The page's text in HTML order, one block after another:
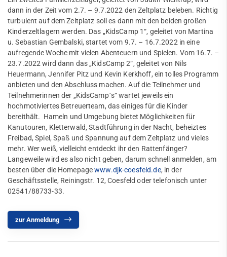
dann in der Zeit vom 2.7. – 9.7.2022 den Zeltplatz beleben. Richtig
turbulent auf dem Zeltplatz soll es dann mit den beiden großen
Kinderzeltlagern werden. Das „KidsCamp 1“, geleitet von Martina
u. Sebastian Gembalski, startet vom 9.7. – 16.7.2022 in eine
aufregende Woche mit vielen Abenteuern und Spielen. Vom 16.7. –
23.7.2022 wird dann das „KidsCamp 2“, geleitet von Nils
Heuermann, Jennifer Pitz und Kevin Kerkhoff, ein tolles Programm
anbieten und den Abschluss machen. Auf die Teilnehmer und
Teilnehmerinnen der „KidsCamp`s“ wartet jeweils ein
hochmotiviertes Betreuerteam, das einiges für die Kinder
bereithält. Hameln und Umgebung bietet Möglichkeiten für
Kanutouren, Kletterwald, Stadtführung in der Nacht, beheiztes
Freibad, Spiel, Spaß und Spannung auf dem Zeltplatz und vieles
mehr. Wer weiß, vielleicht entdeckt ihr den Rattenfänger?
Langeweile wird es also nicht geben, darum schnell anmelden, am
besten über die Homepagewww.djk-coesfeld.de, in der
Geschäftsstelle, Reiningstr. 12, Coesfeld oder telefonisch unter
02541/88733-33.
zur Anmeldung